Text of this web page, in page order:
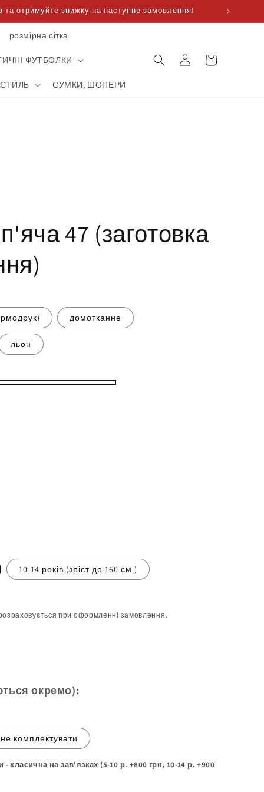
отримуйте знижку на наступне замовлення!
розмірна сітка
ФУТБОЛКИ
СУМКИ, ШОПЕРИ
увійти
для
47 (заготовка
домотканне
льон
10-14 років (зріст до 160 см.)
при оформленні замовлення.
окремо):
не комплектувати
класична на зав'язках (5-10 р. +800 грн, 10-14 р. +900